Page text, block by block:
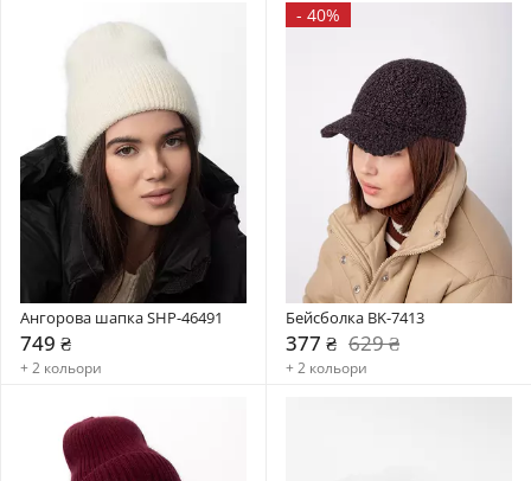
Ангорова шапка SHP-46491
749 ₴
+ 2 кольори
- 40%
Бейсболка BK-7413
377 ₴ 629 ₴
+ 2 кольори